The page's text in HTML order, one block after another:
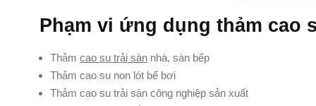
Phạm vi ứng dụng thảm cao
Thảm cao su trải sàn nhà, sàn bếp
Thảm cao su non lót bể bơi
Thảm cao su trải sàn công nghiệp sản xuất